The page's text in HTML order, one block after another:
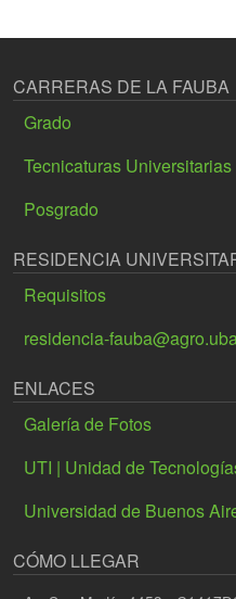
CARRERAS DE LA FAUBA
Grado
Tecnicaturas Universitarias
Posgrado
RESIDENCIA
Requisitos
residencia-
ENLACES
Galería de Fotos
UTI | Unidad de
Universidad de Buenos
CÓMO LLEGAR